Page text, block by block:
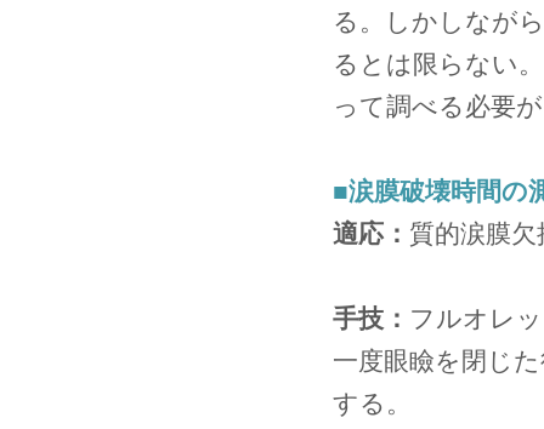
る。しかしなが
るとは限らない
って調べる必要
■涙膜破壊時間の
適応： 質的涙膜
手技： フルオレ
一度眼瞼を閉じ
する。